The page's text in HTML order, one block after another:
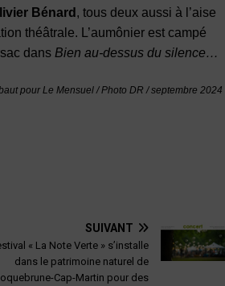
Bénard , tous deux aussi à l’aise
théâtrale. L’aumônier est campé
dans Bien au-dessus du silence…
pour Le Mensuel / Photo DR / septembre 2024
SUIVANT
« La Note Verte » s’installe
dans le patrimoine naturel de
Cap-Martin pour des